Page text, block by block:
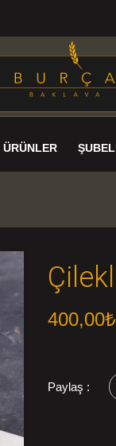
ÜRÜNLER
400,00₺
Paylaş :